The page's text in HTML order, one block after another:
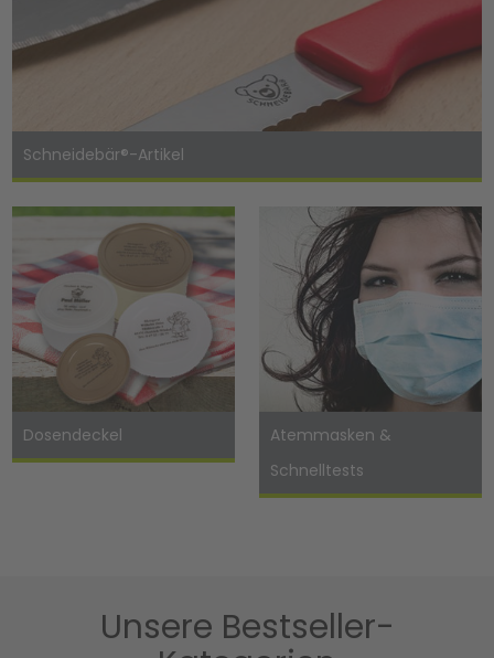
Schneidebär®-Artikel
Dosendeckel
Atemmasken &
Schnelltests
Unsere Bestseller-